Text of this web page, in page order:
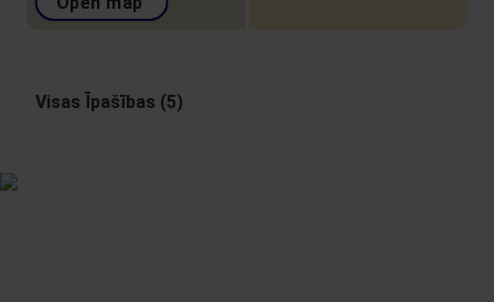
Visas Īpašības (5)